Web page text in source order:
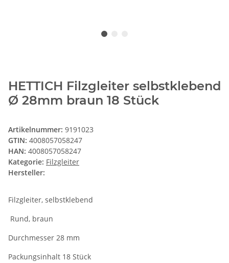
HETTICH Filzgleiter selbstklebend
Ø 28mm braun 18 Stück
Artikelnummer: 9191023
GTIN: 4008057058247
HAN: 4008057058247
Kategorie: Filzgleiter
Hersteller:
Filzgleiter, selbstklebend
Rund, braun
Durchmesser 28 mm
Packungsinhalt 18 Stück